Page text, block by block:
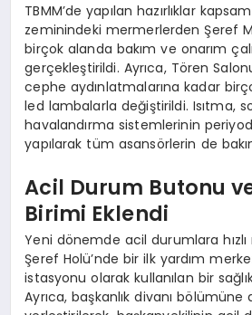
TBMM’de yapılan hazırlıklar
zeminindeki mermerlerden Şeref
birçok alanda bakım ve onarım
gerçekleştirildi. Ayrıca, Tören
cephe aydınlatmalarına kadar
led lambalarla değiştirildi. Isıtma,
havalandırma sistemlerinin
yapılarak tüm asansörlerin de
Acil Durum Butonu
Birimi Eklendi
Yeni dönemde acil durumlara
Şeref Holü’nde bir ilk yardım
istasyonu olarak kullanılan bir
Ayrıca, başkanlık divanı